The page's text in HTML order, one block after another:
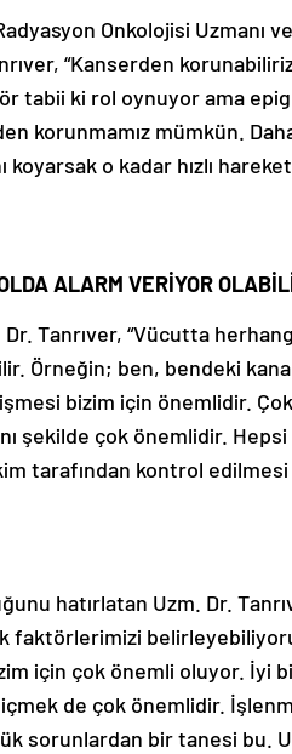
Onkolojisi Uzmanı
“Kanserden
tabii ki rol oynuyor ama
korunmamız mümkün.
o kadar hızlı
ALARM VERİYOR
Tanrıver, “Vücutta
Örneğin; ben, bendeki
bizim için önemlidir.
şekilde çok önemlidir.
tarafından kontrol
hatırlatan Uzm. Dr.
faktörlerimizi
için çok önemli oluyor. İyi
de çok önemlidir.
sorunlardan bir tanesi bu.